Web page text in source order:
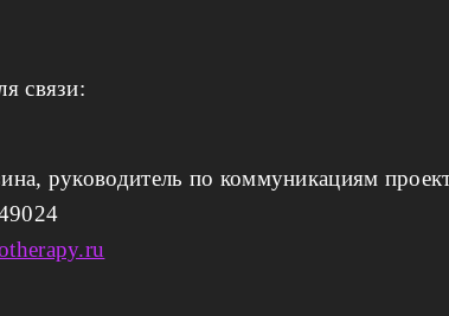
связи:
руководитель по коммуникациям